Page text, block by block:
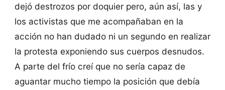
dejó destrozos por doquier pero, aún así, las y
los activistas que me acompañaban en la
acción no han dudado ni un segundo en realizar
la protesta exponiendo sus cuerpos desnudos.
A parte del frío creí que no sería capaz de
aguantar mucho tiempo la posición que debía